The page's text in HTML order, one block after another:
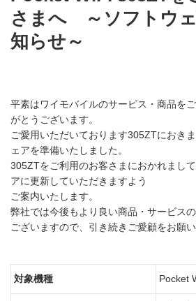
さまへ ～ソフトウ
知らせ～
平素はワイモバイルのサービス・商品を
がとうございます。
ご愛用いただいております305ZTにおき
ェアを準備いたしました。
305ZTをご利用のお客さまにおかれまし
アに更新していただきますよう
ご案内いたします。
弊社では今後もより良い商品・サービス
ございますので、引き続きご愛顧をお願い
対象機種 Pocket